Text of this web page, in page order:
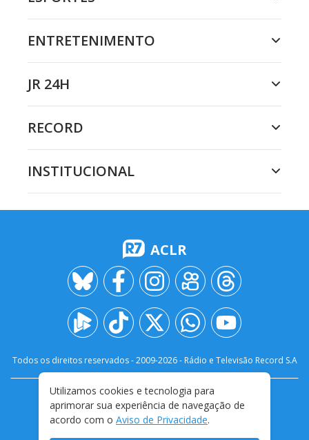
ENTRETENIMENTO
JR 24H
RECORD
INSTITUCIONAL
ACLR
Todos os direitos reservados - 2009-2026- Rádio e Televisão Record S.A
FALE CONOSCO
PRIVACIDADE
TERMOS E CONDIÇÕES DE USO
Utilizamos cookies e tecnologia para
aprimorar sua experiência de navegação de
acordo com o Aviso de Privacidade.